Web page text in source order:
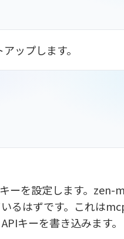
ップします。
ーを設定します。zen-
るはずです。これは
キーを書き込みます。